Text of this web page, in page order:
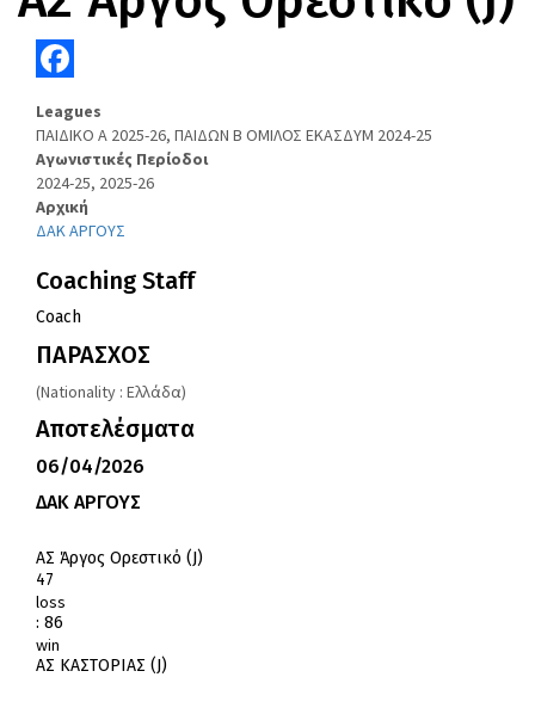
Leagues
ΠΑΙΔΙΚΟ Α 2025-26, ΠΑΙΔΩΝ Β ΟΜΙΛΟΣ ΕΚΑΣΔΥΜ 2024-25
Αγωνιστικές Περίοδοι
2024-25, 2025-26
Αρχική
ΔΑΚ ΑΡΓΟΥΣ
Coaching Staff
Coach
ΠΑΡΑΣΧΟΣ
(Nationality : Ελλάδα)
Αποτελέσματα
06/04/2026
ΔΑΚ ΑΡΓΟΥΣ
ΑΣ Άργος Ορεστικό (J)
47
loss
: 86
win
ΑΣ ΚΑΣΤΟΡΙΑΣ (J)